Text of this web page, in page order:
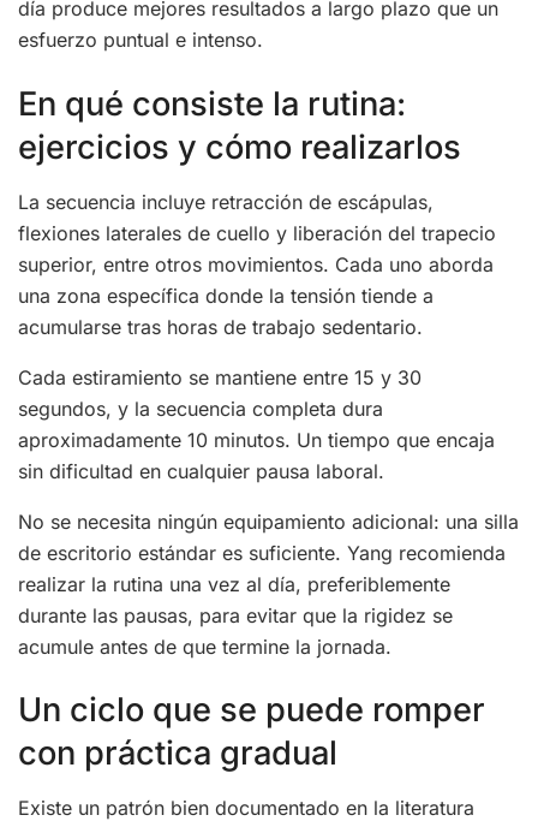
día produce mejores resultados a largo plazo que un
esfuerzo puntual e intenso.
En qué consiste la rutina:
ejercicios y cómo realizarlos
La secuencia incluye retracción de escápulas,
flexiones laterales de cuello y liberación del trapecio
superior, entre otros movimientos. Cada uno aborda
una zona específica donde la tensión tiende a
acumularse tras horas de trabajo sedentario.
Cada estiramiento se mantiene entre 15 y 30
segundos, y la secuencia completa dura
aproximadamente 10 minutos. Un tiempo que encaja
sin dificultad en cualquier pausa laboral.
No se necesita ningún equipamiento adicional: una silla
de escritorio estándar es suficiente. Yang recomienda
realizar la rutina una vez al día, preferiblemente
durante las pausas, para evitar que la rigidez se
acumule antes de que termine la jornada.
Un ciclo que se puede romper
con práctica gradual
Existe un patrón bien documentado en la literatura